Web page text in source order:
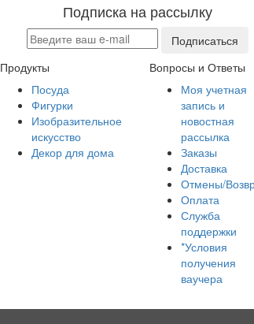
Подписка на рассылку
Подписаться
Продукты
Посуда
Фигурки
Изобразительное
искусство
Декор для дома
Вопросы и Ответы
Моя учетная
запись и
новостная
рассылка
Заказы
Доставка
Отмены/
Оплата
Служба
поддержки
*Условия
получения
ваучера